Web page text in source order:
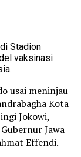
Stadion
vaksinasi
usai meninjau
Kota
Jokowi,
Jawa
Effendi.